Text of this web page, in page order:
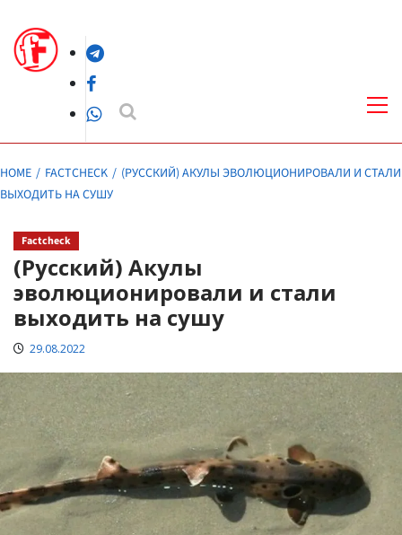
content
Telegram
Facebook
WhatsApp
HOME FACTCHECK
(РУССКИЙ) АКУЛЫ ЭВОЛЮЦИОНИРОВАЛИ И СТАЛИ
ВЫХОДИТЬ НА СУШУ
Factcheck
(Русский) Акулы
эволюционировали и стали
выходить на сушу
29.08.2022